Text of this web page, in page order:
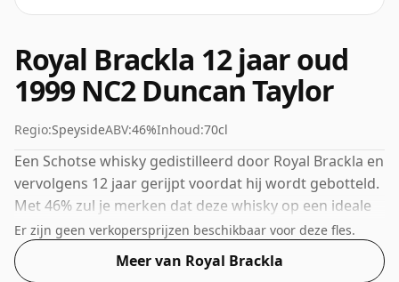
Royal Brackla 12 jaar oud
1999 NC2 Duncan Taylor
Regio:SpeysideABV:46%Inhoud:70cl
Een Schotse whisky gedistilleerd door Royal Brackla en
vervolgens 12 jaar gerijpt voordat hij wordt gebotteld.
Met 46% zul je merken dat deze whisky op een ideale
drinksterkte is gebotteld. Wordt geleverd in de
normale flesmaat van 70cl.
Er zijn geen verkopersprijzen beschikbaar voor deze fles.
Meer van Royal Brackla